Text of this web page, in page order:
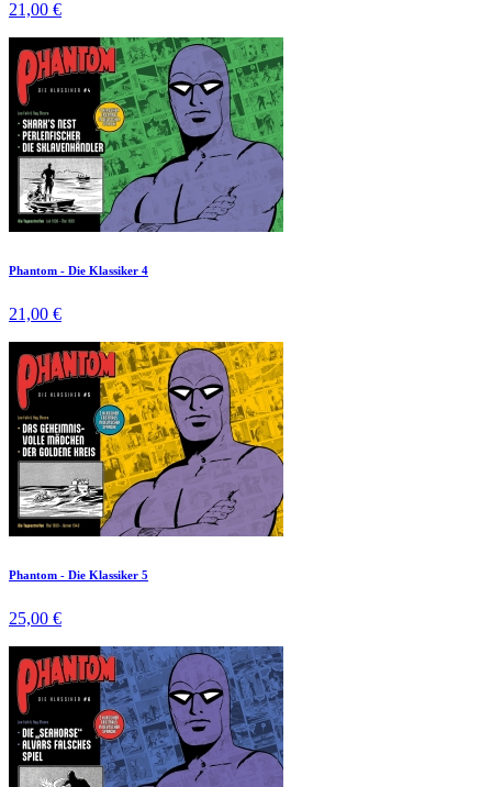
21,00 €
Phantom - Die Klassiker 4
21,00 €
Phantom - Die Klassiker 5
25,00 €